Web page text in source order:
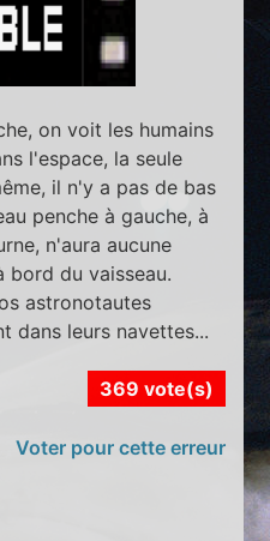
on voit les humains
l'espace, la seule
il n'y a pas de bas
penche à gauche, à
n'aura aucune
bord du vaisseau.
astronotautes
dans leurs navettes...
369 vote(s)
Voter pour cette erreur